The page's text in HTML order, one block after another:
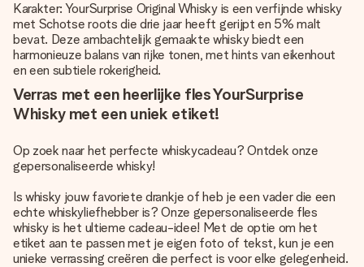
Karakter: YourSurprise Original Whisky is een verfijnde whisky
met Schotse roots die drie jaar heeft gerijpt en 5% malt
bevat. Deze ambachtelijk gemaakte whisky biedt een
harmonieuze balans van rijke tonen, met hints van eikenhout
en een subtiele rokerigheid.
Verras met een heerlijke fles YourSurprise
Whisky met een uniek etiket!
Op zoek naar het perfecte whiskycadeau? Ontdek onze
gepersonaliseerde whisky!
Is whisky jouw favoriete drankje of heb je een vader die een
echte whiskyliefhebber is? Onze gepersonaliseerde fles
whisky is het ultieme cadeau-idee! Met de optie om het
etiket aan te passen met je eigen foto of tekst, kun je een
unieke verrassing creëren die perfect is voor elke gelegenheid.